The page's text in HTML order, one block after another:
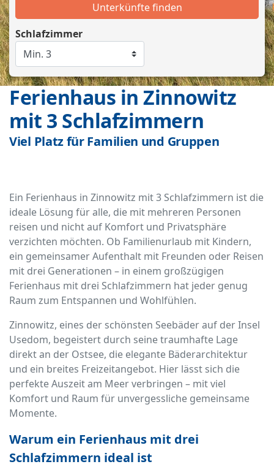
Unterkünfte finden
Schlafzimmer
Ferienhaus in Zinnowitz
mit 3 Schlafzimmern
Viel Platz für Familien und Gruppen
Ein Ferienhaus in Zinnowitz mit 3 Schlafzimmern ist die
ideale Lösung für alle, die mit mehreren Personen
reisen und nicht auf Komfort und Privatsphäre
verzichten möchten. Ob Familienurlaub mit Kindern,
ein gemeinsamer Aufenthalt mit Freunden oder Reisen
mit drei Generationen – in einem großzügigen
Ferienhaus mit drei Schlafzimmern hat jeder genug
Raum zum Entspannen und Wohlfühlen.
Zinnowitz, eines der schönsten Seebäder auf der Insel
Usedom, begeistert durch seine traumhafte Lage
direkt an der Ostsee, die elegante Bäderarchitektur
und ein breites Freizeitangebot. Hier lässt sich die
perfekte Auszeit am Meer verbringen – mit viel
Komfort und Raum für unvergessliche gemeinsame
Momente.
Warum ein Ferienhaus mit drei
Schlafzimmern ideal ist